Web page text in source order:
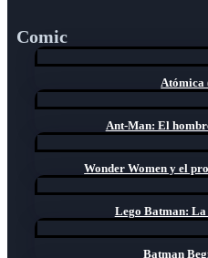
Comic
Atómica
Ant-Man: El
Wonder Women y el
Lego Batman:
Batman